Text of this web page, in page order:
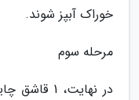
خوراک آبپز شوند.
مرحله سوم
در